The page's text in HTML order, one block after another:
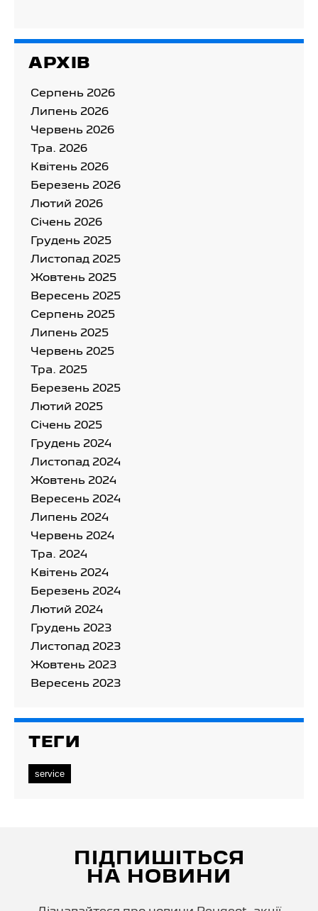
АРХІВ
Серпень 2026
Липень 2026
Червень 2026
Тра. 2026
Квітень 2026
Березень 2026
Лютий 2026
Cічень 2026
Грудень 2025
Листопад 2025
Жовтень 2025
Вересень 2025
Серпень 2025
Липень 2025
Червень 2025
Тра. 2025
Березень 2025
Лютий 2025
Cічень 2025
Грудень 2024
Листопад 2024
Жовтень 2024
Вересень 2024
Липень 2024
Червень 2024
Тра. 2024
Квітень 2024
Березень 2024
Лютий 2024
Грудень 2023
Листопад 2023
Жовтень 2023
Вересень 2023
ТЕГИ
service
ПІДПИШІТЬСЯ
НА НОВИНИ